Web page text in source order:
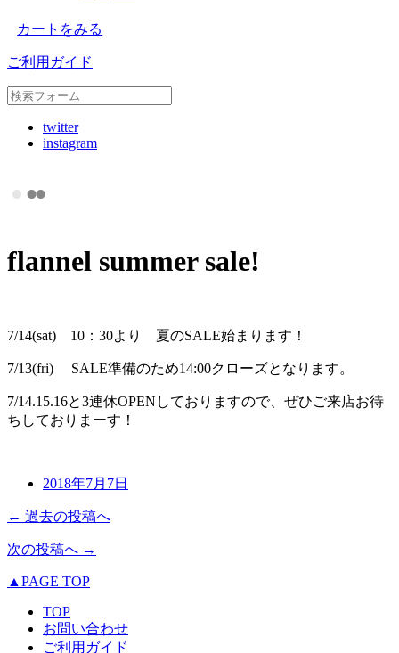
カートをみる
ご利用ガイド
twitter
instagram
flannel summer sale!
7/14(sat) 10：30より 夏のSALE始まります！
7/13(fri) SALE準備のため14:00クローズとなります。
7/14.15.16と3連休OPENしておりますので、ぜひご来店お待
ちしておりまーす！
2018年7月7日
← 過去の投稿へ
次の投稿へ →
▲PAGE TOP
TOP
お問い合わせ
ご利用ガイド